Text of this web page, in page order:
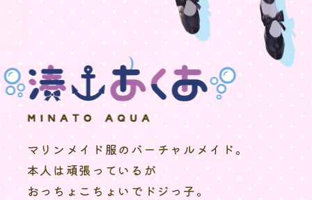
マリンメイド服のバーチャルメイド。
本人は頑張っているが
おっちょこちょいでドジっ子。